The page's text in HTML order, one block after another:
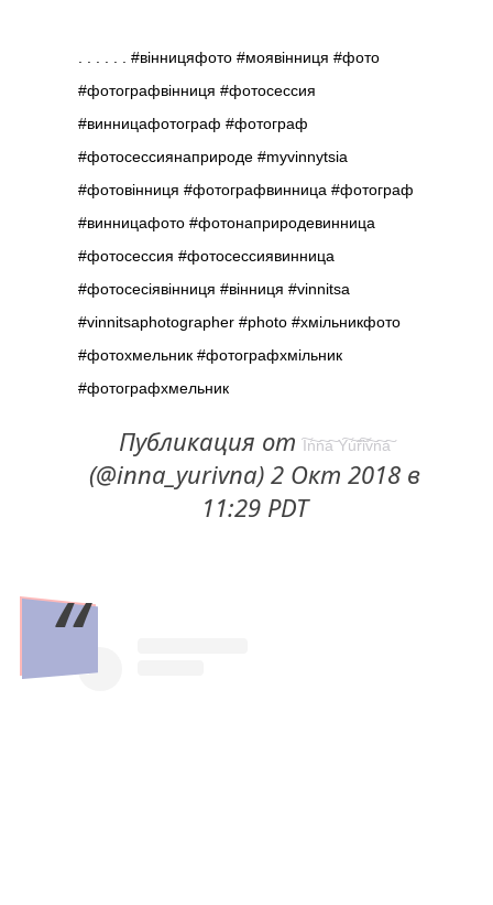
. . . . . . #вінницяфото #моявінниця #фото
#фотографвінниця #фотосессия
#винницафотограф #фотограф
#фотосессиянаприроде #myvinnytsia
#фотовінниця #фотографвинница #фотограф
#винницафото #фотонаприродевинница
#фотосессия #фотосессиявинница
#фотосесіявінниця #вінниця #vinnitsa
#vinnitsaphotographer #photo #хмільникфото
#фотохмельник #фотографхмільник
#фотографхмельник
Публикация отI͠n͠n͠a͠ Y͠u͠r͠i͠v͠n͠a͠
(@inna_yurivna) 2 Окт 2018 в
11:29 PDT